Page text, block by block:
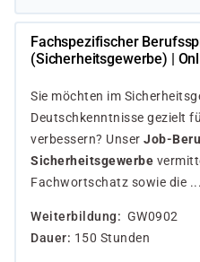
Fachspezifischer
(Sicherheitsgewerbe) |
Sie möchten im
Deutschkenntnisse gezielt
verbessern? Unser Job-
Sicherheitsgewerbe
Fachwortschatz sowie die ...
Weiterbildung
GW0902
Dauer
150 Stunden